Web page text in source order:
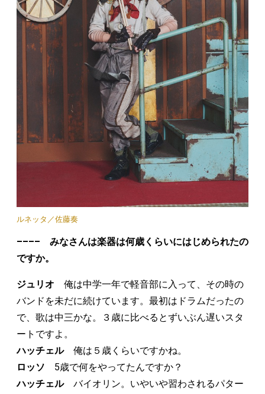
ルネッタ／佐藤奏
–––– みなさんは楽器は何歳くらいにはじめられたの
ですか。
ジュリオ 俺は中学一年で軽音部に入って、その時の
バンドを未だに続けています。最初はドラムだったの
で、歌は中三かな。３歳に比べるとずいぶん遅いスタ
ートですよ。
ハッチェル俺は５歳くらいですかね。
ロッソ 5歳で何をやってたんですか？
ハッチェルバイオリン。いやいや習わされるパター